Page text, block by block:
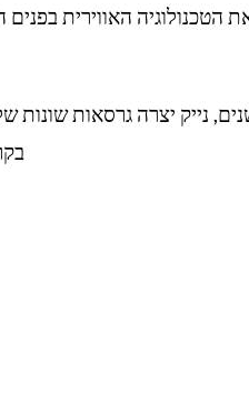
הטכנולוגיה האווירית בפנים